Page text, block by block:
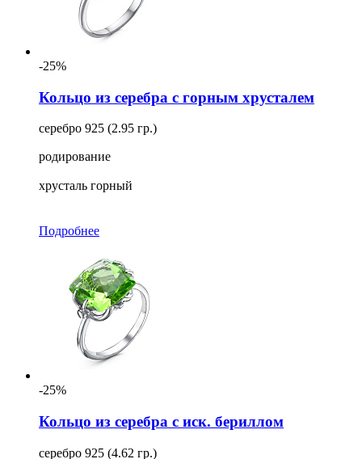
-25%
Кольцо из серебра с горным хрусталем
серебро 925 (2.95 гр.)
родирование
хрусталь горный
Подробнее
-25%
Кольцо из серебра с иск. бериллом
серебро 925 (4.62 гр.)